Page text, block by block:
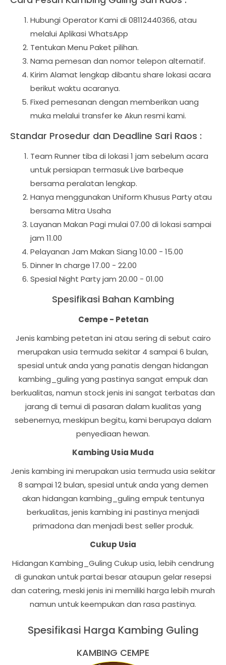
Hubungi Operator Kami di 08112440366, atau
melalui Aplikasi WhatsApp
Tentukan Menu Paket pilihan.
Nama pemesan dan nomor telepon alternatif.
Kirim Alamat lengkap dibantu share lokasi acara
berikut waktu acaranya.
Fixed pemesanan dengan memberikan uang
muka melalui transfer ke Akun resmi kami.
Standar Prosedur dan Deadline Sari Raos :
Team Runner tiba di lokasi 1 jam sebelum acara
untuk persiapan termasuk Live barbeque
bersama peralatan lengkap.
Hanya menggunakan Uniform Khusus Party atau
bersama Mitra Usaha
Layanan Makan Pagi mulai 07.00 di lokasi sampai
jam 11.00
Pelayanan Jam Makan Siang 10.00 - 15.00
Dinner In charge 17.00 - 22.00
Spesial Night Party jam 20.00 - 01.00
Spesifikasi Bahan Kambing
Cempe - Petetan
Jenis kambing petetan ini atau sering di sebut cairo
merupakan usia termuda sekitar 4 sampai 6 bulan,
spesial untuk anda yang panatis dengan hidangan
kambing_guling yang pastinya sangat empuk dan
berkualitas, namun stock jenis ini sangat terbatas dan
jarang di temui di pasaran dalam kualitas yang
sebenernya, meskipun begitu, kami berupaya dalam
penyediaan hewan.
Kambing Usia Muda
Jenis kambing ini merupakan usia termuda usia sekitar
8 sampai 12 bulan, spesial untuk anda yang demen
akan hidangan kambing_guling empuk tentunya
berkualitas, jenis kambing ini pastinya menjadi
primadona dan menjadi best seller produk.
Cukup Usia
Hidangan Kambing_Guling Cukup usia, lebih cendrung
di gunakan untuk partai besar ataupun gelar resepsi
dan catering, meski jenis ini memiliki harga lebih murah
namun untuk keempukan dan rasa pastinya.
Spesifikasi Harga Kambing Guling
KAMBING CEMPE